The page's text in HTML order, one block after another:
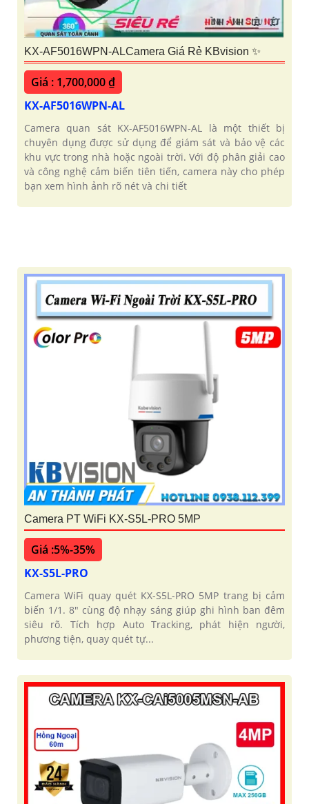
KX-AF5016WPN-ALCamera Giá Rẻ KBvision ✨
Giá : 1,700,000 ₫
KX-AF5016WPN-AL
Camera quan sát KX-AF5016WPN-AL là một thiết bị
chuyên dụng được sử dụng để giám sát và bảo vệ các
khu vực trong nhà hoặc ngoài trời. Với độ phân giải cao
và công nghệ cảm biến tiên tiến, camera này cho phép
bạn xem hình ảnh rõ nét và chi tiết
Camera PT WiFi KX-S5L-PRO 5MP
Giá :5%-35%
KX-S5L-PRO
Camera WiFi quay quét KX-S5L-PRO 5MP trang bị cảm
biến 1/1. 8" cùng độ nhạy sáng giúp ghi hình ban đêm
siêu rõ. Tích hợp Auto Tracking, phát hiện người,
phương tiện, quay quét tự...